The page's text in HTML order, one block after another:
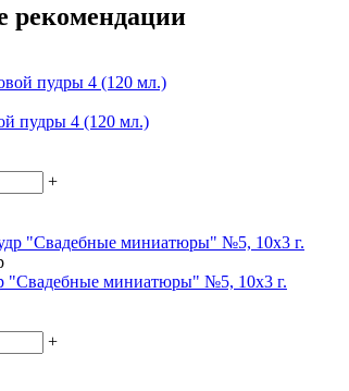
рекомендации
пудры 4 (120 мл.)
+
"Свадебные миниатюры" №5, 10х3 г.
+